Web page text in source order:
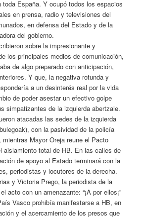
toda España. Y ocupó todos los espacios
en prensa, radio y televisiones del
en defensa del Estado y de la
del gobierno.
sobre la impresionante y
los principales medios de comunicación,
de algo preparado con anticipación,
Y que, la negativa rotunda y
a un desinterés real por la vida
de poder asestar un efectivo golpe
simpatizantes de la izquierda abertzale.
atacadas las sedes de la izquierda
con la pasividad de la policía
mientras Mayor Oreja reune el Pacto
aislamiento total de HB. En las calles de
de apoyo al Estado terminará con la
periodistas y locutores de la derecha.
y Victoria Prego, la periodista de la
acto con un amenazante: “¡A por ellos¡”
Vasco prohibía manifestarse a HB, en
y el acercamiento de los presos que